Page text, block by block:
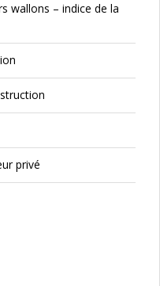
wallons – indice de la
privé